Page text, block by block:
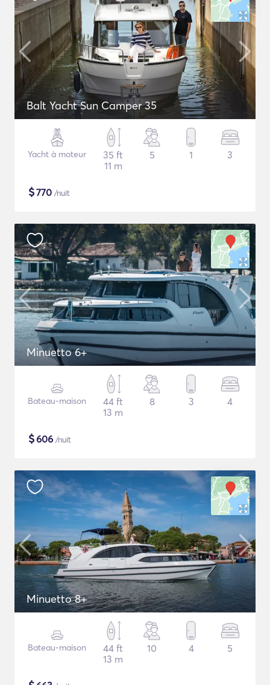
Balt Yacht Sun Camper 35
Yacht à moteur
35 ft
11 m
5 1 3
$770 /nuit
Minuetto 6+
Bateau-maison
44 ft
13 m
8 3 4
$606 /nuit
Minuetto 8+
Bateau-maison
44 ft
13 m
10 4 5